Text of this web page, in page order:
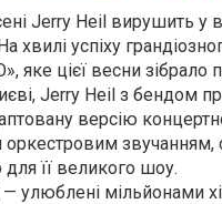
Jerry Heil вирушить у
хвилі успіху
яке цієї весни зібрало
Jerry Heil з бендом
версію
звучанням,
для її великого шоу.
улюблені мільйонами